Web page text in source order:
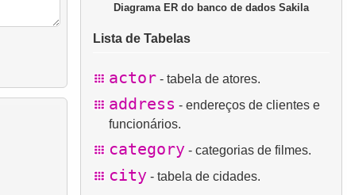
Diagrama ER do banco de dados Sakila
Lista de Tabelas
actor - tabela de atores.
address - endereços de clientes e
funcionários.
category - categorias de filmes.
city - tabela de cidades.